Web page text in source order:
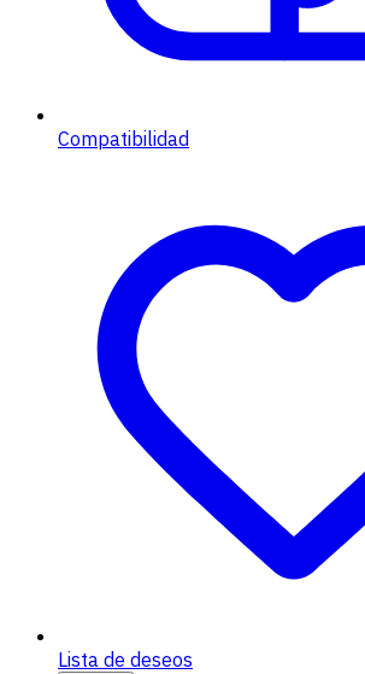
Compatibilidad
Lista de deseos